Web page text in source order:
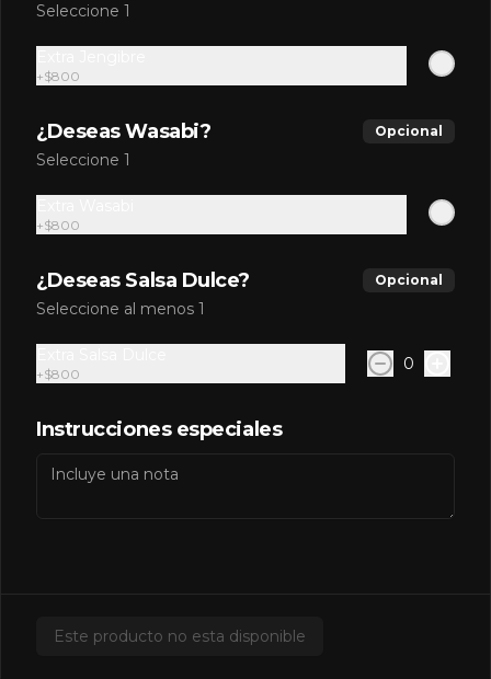
Mushroom cheese roll
Polinesia Roll
(8 Bocados)
Seleccione 1
+$800
¿Deseas Wasabi? Opcional
Seleccione 1
+$800
¿Deseas Salsa Dulce? Opcional
Seleccione al menos 1
+$800
0
Instrucciones especiales
Este producto no esta disponible